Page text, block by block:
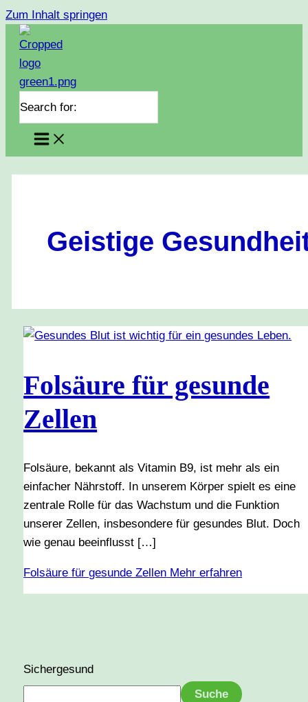
Zum Inhalt springen
Search for:
Geistige
Folsäure für gesunde
Zellen
Folsäure, bekannt als Vitamin B9, ist mehr als ein
einfacher Nährstoff. In unserem Körper spielt es eine
zentrale Rolle für das Wachstum und die Funktion
unserer Zellen, insbesondere für gesundes Blut. Doch
wie genau beeinflusst […]
Folsäure für gesunde Zellen Mehr erfahren
Sichergesund
Suche